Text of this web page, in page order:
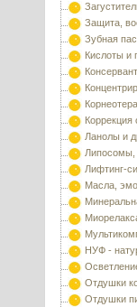
Защита,
Зубная
Кислоты и
Коррекция
Ланолы и
Липосомы,
Лифтинг-
Масла,
НУФ -
Отдушки
Отдушки